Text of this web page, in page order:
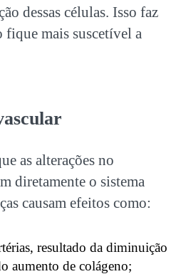
dessas células. Isso faz
mais suscetível a
as alterações no
diretamente o sistema
causam efeitos como:
resultado da diminuição
aumento de colágeno;